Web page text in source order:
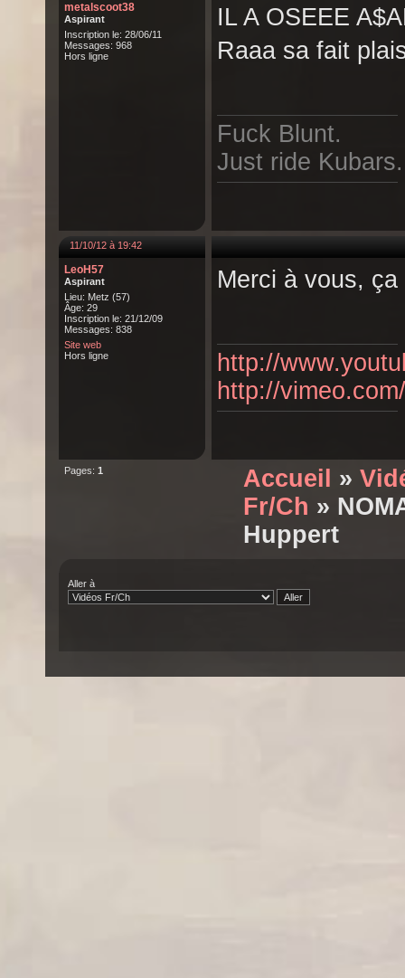
metalscoot38
Aspirant
Inscription le: 28/06/11
Messages: 968
Hors ligne
IL A OSEEE
Raaa sa fait
Fuck Blunt.
Just ride Kubars.
11/10/12 à 19:42
LeoH57
Aspirant
Lieu: Metz (57)
Âge: 29
Inscription le: 21/12/09
Messages: 838
Site web
Hors ligne
Merci à vous,
http://
http://
Pages: 1 Accueil »
Fr/Ch »
Huppert
Aller à